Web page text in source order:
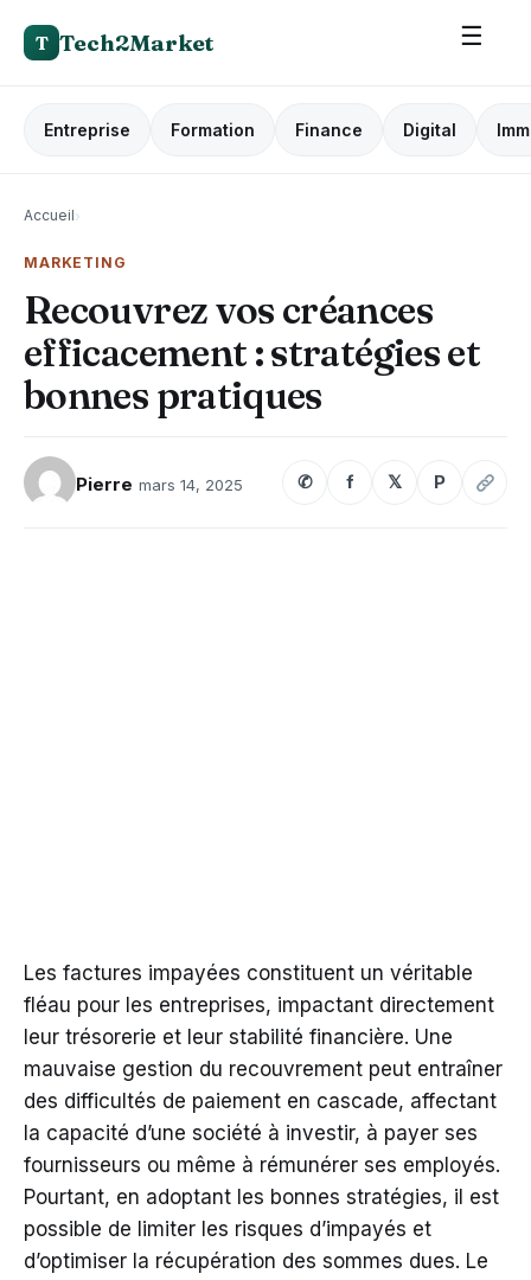
T Tech2Market ☰
Entreprise Formation Finance Digital
Accueil›
MARKETING
Recouvrez vos créances
efficacement : stratégies et
bonnes pratiques
Pierre mars 14, 2025 ✆ f 𝕏 P
Les factures impayées constituent un véritable
fléau pour les entreprises, impactant directement
leur trésorerie et leur stabilité financière. Une
mauvaise gestion du recouvrement peut entraîner
des difficultés de paiement en cascade, affectant
la capacité d’une société à investir, à payer ses
fournisseurs ou même à rémunérer ses employés.
Pourtant, en adoptant les bonnes stratégies, il est
possible de limiter les risques d’impayés et
d’optimiser la récupération des sommes dues. Le